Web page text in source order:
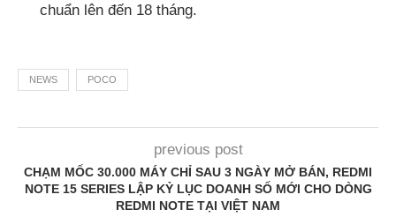
chuẩn lên đến 18 tháng.
NEWS POCO
previous post
CHẠM MỐC 30.000 MÁY CHỈ SAU 3 NGÀY MỞ BÁN, REDMI
NOTE 15 SERIES LẬP KỶ LỤC DOANH SỐ MỚI CHO DÒNG
REDMI NOTE TẠI VIỆT NAM